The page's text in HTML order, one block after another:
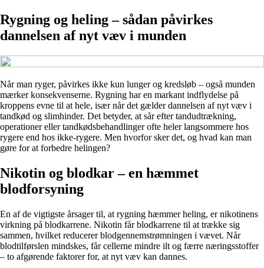
Rygning og heling – sådan påvirkes
dannelsen af nyt væv i munden
Når man ryger, påvirkes ikke kun lunger og kredsløb – også munden
mærker konsekvenserne. Rygning har en markant indflydelse på
kroppens evne til at hele, især når det gælder dannelsen af nyt væv i
tandkød og slimhinder. Det betyder, at sår efter tandudtrækning,
operationer eller tandkødsbehandlinger ofte heler langsommere hos
rygere end hos ikke-rygere. Men hvorfor sker det, og hvad kan man
gøre for at forbedre helingen?
Nikotin og blodkar – en hæmmet
blodforsyning
En af de vigtigste årsager til, at rygning hæmmer heling, er nikotinens
virkning på blodkarrene. Nikotin får blodkarrene til at trække sig
sammen, hvilket reducerer blodgennemstrømningen i vævet. Når
blodtilførslen mindskes, får cellerne mindre ilt og færre næringsstoffer
– to afgørende faktorer for, at nyt væv kan dannes.